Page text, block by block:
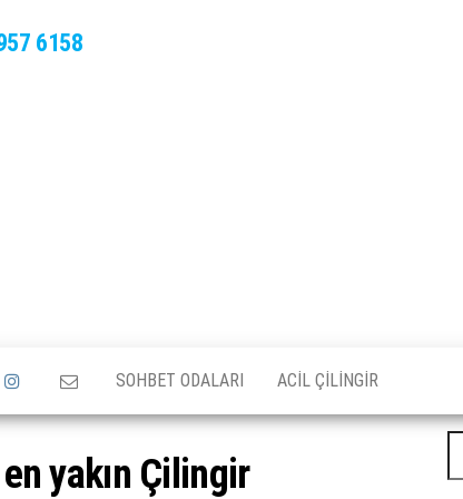
6158
SOHBET ODALARI ACIL ÇILINGIR
yakın Çilingir